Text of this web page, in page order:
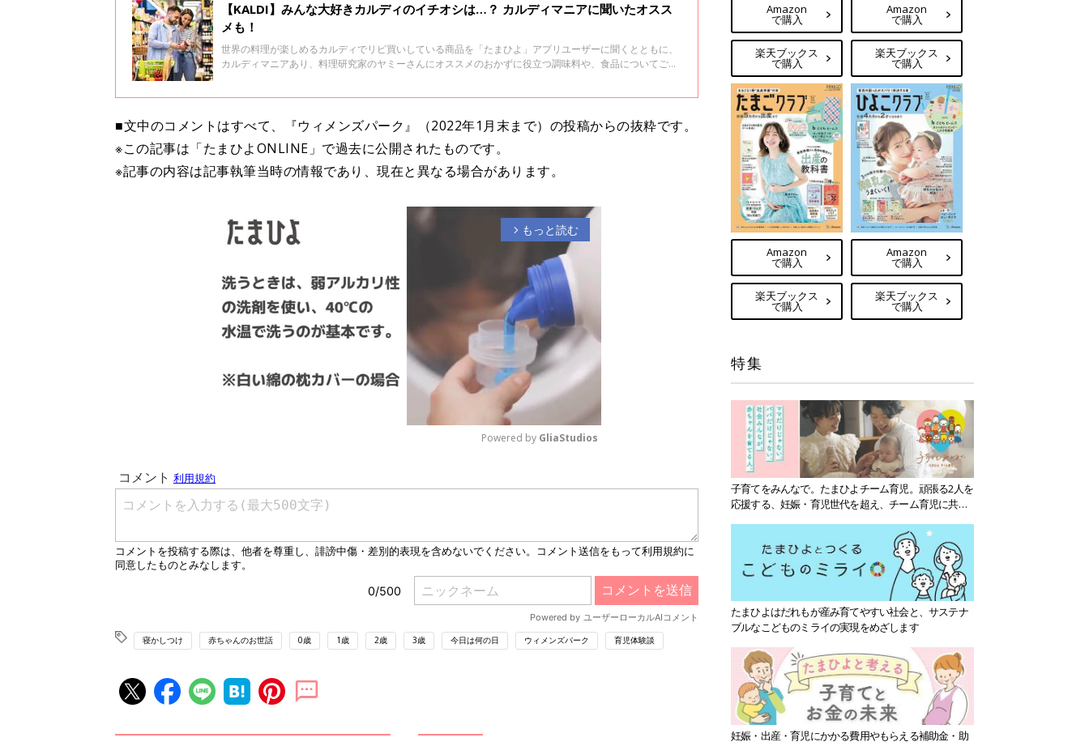
【KALDI】みんな大好きカルディのイチオシは…？ カルディマニアに聞いたオスス
メも！
世界の料理が楽しめるカルディでリピ買いしている商品を「たまひよ」アプリユーザーに聞くとともに、
カルディマニアあり、料理研究家のヤミーさんにオススメのおかずに役立つ調味料や、食品についてご紹
■文中のコメントはすべて、『ウィメンズパーク』（2022年1月末まで）の投稿からの抜粋です。
※この記事は「たまひよONLINE」で過去に公開されたものです。
※記事の内容は記事執筆当時の情報であり、現在と異なる場合があります。
arrow_forward_ios もっと読む
M
e
Powered by GliaStudios
寝かしつけ 赤ちゃんのお世話 0歳 1歳 2歳 3歳 今日は何の日 ウィメンズパーク 育児体験談
Amazon
で購入
楽天ブックス
で購入
Amazon
で購入
楽天ブックス
で購入
Amazon
で購入
楽天ブックス
で購入
Amazon
で購入
楽天ブックス
で購入
特集
子育てをみんなで。たまひよチーム育児。頑張る2人を
応援する、妊娠・育児世代を超え、チーム育児に共感
たまひよはだれもが産み育てやすい社会と、サステナ
ブルなこどものミライの実現をめざします
妊娠・出産・育児にかかる費用やもらえる補助金・助